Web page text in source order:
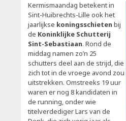
Kermismaandag betekent in
Sint-Huibrechts-Lille ook het
jaarlijkse koningsschieten bij
de Koninklijke Schutterij
Sint-Sebastiaan. Rond de
middag namen zo’n 25
schutters deel aan de strijd, die
zich tot in de vroege avond zou
uitstrekken. Omstreeks 19 uur
waren er nog 8 kandidaten in
de running, onder wie
titelverdediger Lars van de